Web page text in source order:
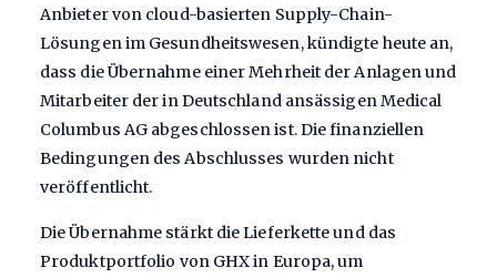
Anbieter von cloud-basierten Supply-Chain-
Lösungen im Gesundheitswesen, kündigte heute an,
dass die Übernahme einer Mehrheit der Anlagen und
Mitarbeiter der in Deutschland ansässigen Medical
Columbus AG abgeschlossen ist. Die finanziellen
Bedingungen des Abschlusses wurden nicht
veröffentlicht.
Die Übernahme stärkt die Lieferkette und das
Produktportfolio von GHX in Europa, um